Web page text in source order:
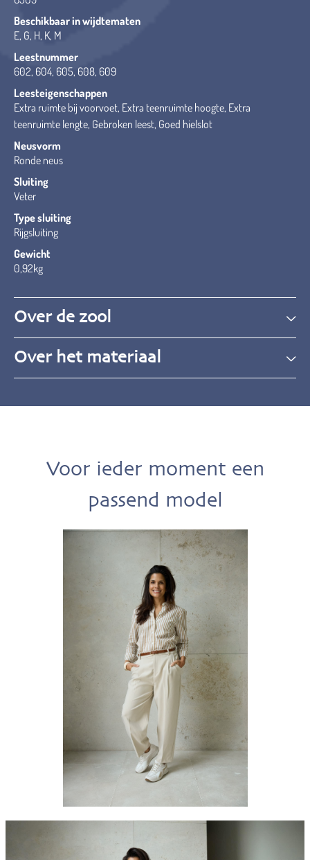
Beschikbaar in wijdtematen
E, G, H, K, M
Leestnummer
602, 604, 605, 608, 609
Leesteigenschappen
Extra ruimte bij voorvoet, Extra teenruimte hoogte, Extra
teenruimte lengte, Gebroken leest, Goed hielslot
Neusvorm
Ronde neus
Sluiting
Veter
Type sluiting
Rijgsluiting
Gewicht
0,92kg
Over de zool
Over het materiaal
Voor ieder moment een
passend model